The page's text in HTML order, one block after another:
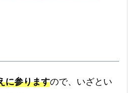
に参りますので、いざとい